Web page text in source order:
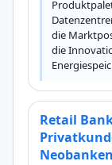
die
die
Retail